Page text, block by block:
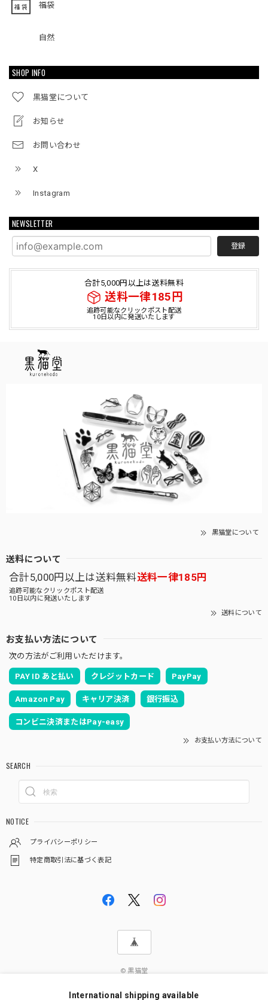
福袋
自然
SHOP INFO
黒猫堂について
お知らせ
お問い合わせ
X
Instagram
NEWSLETTER
登録
合計5,000円以上は送料無料
送料一律185円
追跡可能なクリックポスト配送
10日以内に発送いたします
黒猫堂について
送料について
合計5,000円以上は送料無料送料一律185円
追跡可能なクリックポスト配送
10日以内に発送いたします
送料について
お支払い方法について
次の方法がご利用いただけます。
PAY ID あと払い クレジットカード PayPay
Amazon Pay キャリア決済 銀行振込
コンビニ決済またはPay-easy
お支払い方法について
SEARCH
NOTICE
プライバシーポリシー
特定商取引法に基づく表記
© 黒猫堂
International shipping available